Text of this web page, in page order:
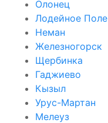
Олонец
Лодейное Поле
Неман
Железногорск
Щербинка
Гаджиево
Кызыл
Урус-Мартан
Мелеуз